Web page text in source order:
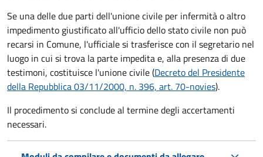
Se una delle due parti dell'unione civile per infermità o altro
impedimento giustificato all'ufficio dello stato civile non può
recarsi in Comune, l'ufficiale si trasferisce con il segretario nel
luogo in cui si trova la parte impedita e, alla presenza di due
testimoni, costituisce l'unione civile (Decreto del Presidente
della Repubblica 03/11/2000, n. 396, art. 70-novies).
Il procedimento si conclude al termine degli accertamenti
necessari.